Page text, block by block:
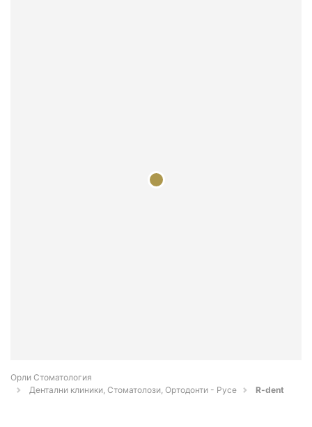
Орли Стоматология
Дентални клиники, Стоматолози, Ортодонти - Русе
R-dent